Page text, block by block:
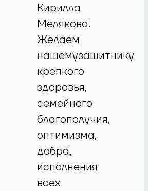
Кирилла
Мелякова.
Желаем
нашемузащитнику
крепкого
здоровья,
семейного
благополучия,
оптимизма,
добра,
исполнения
всех